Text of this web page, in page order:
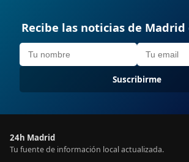
Recibe las noticias de
Suscribirme
24h Madrid
Tu fuente de información local actualizada.